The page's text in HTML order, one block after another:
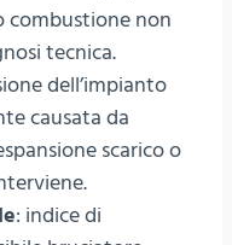
combustione non
tecnica.
dell’impianto
causata da
scarico o
: indice di